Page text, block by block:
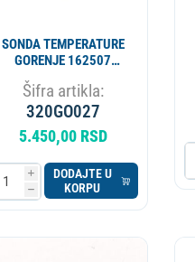
SONDA TEMPERATURE
GORENJE 162507
A:162506 ORIGINAL
Šifra artikla:
320GO027
5.450,00 RSD
i
h
DODAJTE U
KORPU